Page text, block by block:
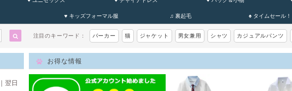
♥ キッズフォーマル服 ♫ 裏起毛 ♠ タイムセール！
注目のキーワード： パーカー 猫 ジャケット 男女兼用 シャツ カジュアルパンツ
翌日
お得な情報